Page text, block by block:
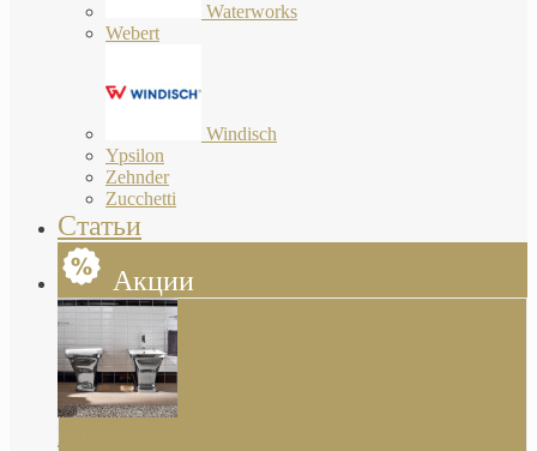
Waterworks
Webert
Windisch
Ypsilon
Zehnder
Zucchetti
Статьи
Акции
Butterfly Scarabeo КОМПЛЕКТ санфаянса